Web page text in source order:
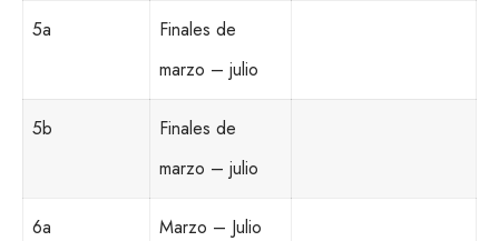
5a
Finales de
marzo – julio
5b
Finales de
marzo – julio
6a Marzo – Julio